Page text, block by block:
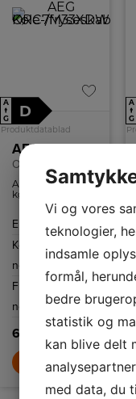
A
↑
G
D
Produktdatablad
AEG Køle-/fryseskab
ORC7M33XDW
AEG
køle-/fryseskab
kølekapacitet på
230 L og
frysekapacitet på
101 L og med
Nofrost.
Energiklasse
Kølekapacitet
netto
Frysekapacitet
netto
101
L
6.999,-
LÆG I KURV
A
↑
G
Vi og vores
teknologier,
indsamle
formål,
bedre
statistik og
kan blive delt
med data, du